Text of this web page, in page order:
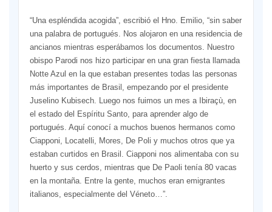
“Una espléndida acogida”, escribió el Hno. Emilio, “sin saber
una palabra de portugués. Nos alojaron en una residencia de
ancianos mientras esperábamos los documentos. Nuestro
obispo Parodi nos hizo participar en una gran fiesta llamada
Notte Azul en la que estaban presentes todas las personas
más importantes de Brasil, empezando por el presidente
Juselino Kubisech. Luego nos fuimos un mes a Ibiraçù, en
el estado del Espíritu Santo, para aprender algo de
portugués. Aquí conocí a muchos buenos hermanos como
Ciapponi, Locatelli, Mores, De Poli y muchos otros que ya
estaban curtidos en Brasil. Ciapponi nos alimentaba con su
huerto y sus cerdos, mientras que De Paoli tenía 80 vacas
en la montaña. Entre la gente, muchos eran emigrantes
italianos, especialmente del Véneto…”.